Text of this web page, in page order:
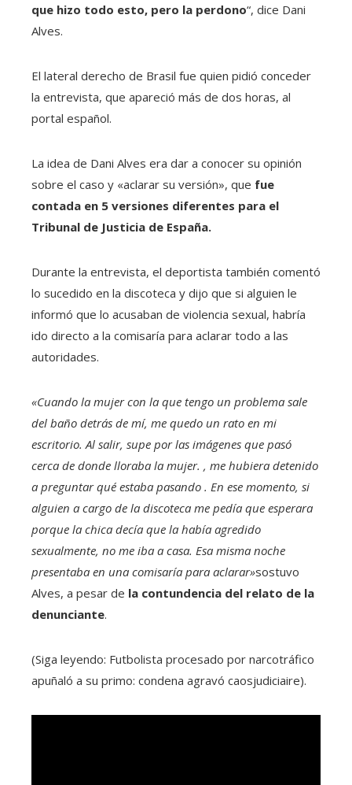
que hizo todo esto, pero la perdono“, dice Dani
Alves.
El lateral derecho de Brasil fue quien pidió conceder
la entrevista, que apareció más de dos horas, al
portal español.
La idea de Dani Alves era dar a conocer su opinión
sobre el caso y «aclarar su versión», que fue
contada en 5 versiones diferentes para el
Tribunal de Justicia de España.
Durante la entrevista, el deportista también comentó
lo sucedido en la discoteca y dijo que si alguien le
informó que lo acusaban de violencia sexual, habría
ido directo a la comisaría para aclarar todo a las
autoridades.
«Cuando la mujer con la que tengo un problema sale
del baño detrás de mí, me quedo un rato en mi
escritorio. Al salir, supe por las imágenes que pasó
cerca de donde lloraba la mujer. , me hubiera detenido
a preguntar qué estaba pasando . En ese momento, si
alguien a cargo de la discoteca me pedía que esperara
porque la chica decía que la había agredido
sexualmente, no me iba a casa. Esa misma noche
presentaba en una comisaría para aclarar»sostuvo
Alves, a pesar de la contundencia del relato de la
denunciante.
(Siga leyendo: Futbolista procesado por narcotráfico
apuñaló a su primo: condena agravó caosjudiciaire).